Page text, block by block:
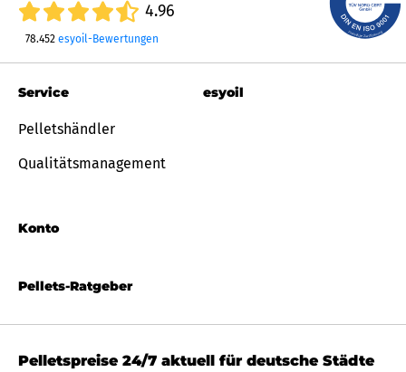
4.96
78.452 esyoil-Bewertungen
Pellets-Ratgeber
Service
Pelletshändler
Qualitätsmanagement
Konto
esyoil
Pelletspreise 24/7 aktuell für deutsche Städte